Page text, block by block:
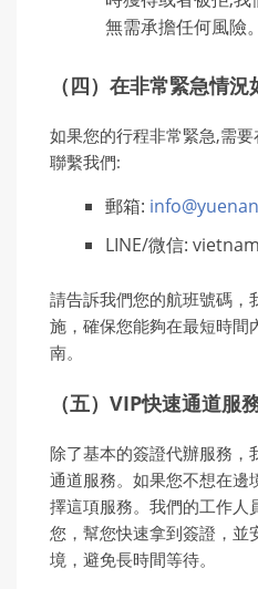
無需承擔任何風險。
（四）在非常緊急情況
如果您的行程非常緊急,需
聯繫我們:
郵箱:
LINE/微信:
請告訴我們您的航班號碼，
施，確保您能夠在最短時間
南。
（五）VIP快速通道服
除了基本的簽證代辦服務，
通道服務。如果您不想在邊
擇這項服務。我們的工作人
您，幫您快速拿到簽證，並
境，避免長時間等待。